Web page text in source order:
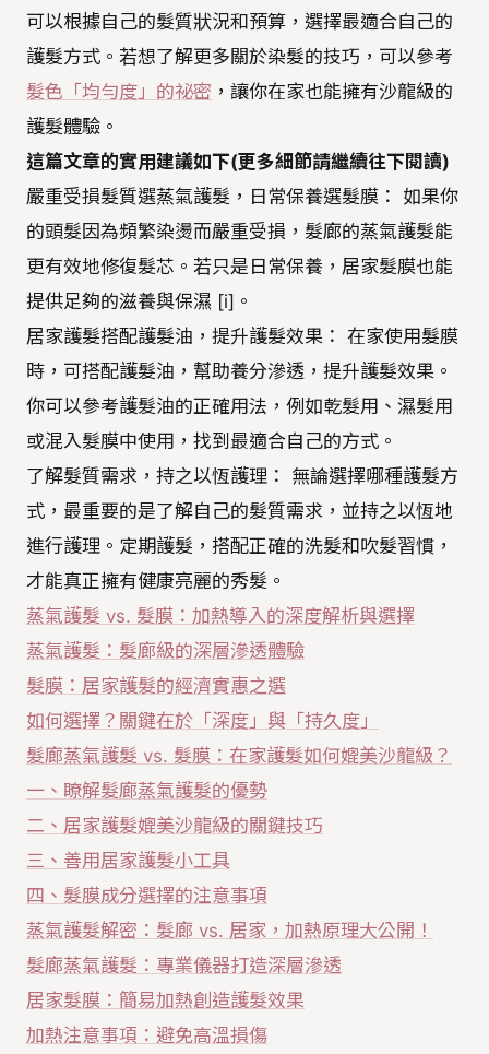
可以根據自己的髮質狀況和預算，選擇最適合自己的
護髮方式。若想了解更多關於染髮的技巧，可以參考
髮色「均勻度」的祕密 ，讓你在家也能擁有沙龍級的
護髮體驗。
這篇文章的實用建議如下(更多細節請繼續往下閱讀)
嚴重受損髮質選蒸氣護髮，日常保養選髮膜： 如果你
的頭髮因為頻繁染燙而嚴重受損，髮廊的蒸氣護髮能
更有效地修復髮芯。若只是日常保養，居家髮膜也能
提供足夠的滋養與保濕 [i]。
居家護髮搭配護髮油，提升護髮效果： 在家使用髮膜
時，可搭配護髮油，幫助養分滲透，提升護髮效果。
你可以參考護髮油的正確用法，例如乾髮用、濕髮用
或混入髮膜中使用，找到最適合自己的方式。
了解髮質需求，持之以恆護理： 無論選擇哪種護髮方
式，最重要的是了解自己的髮質需求，並持之以恆地
進行護理。定期護髮，搭配正確的洗髮和吹髮習慣，
才能真正擁有健康亮麗的秀髮。
蒸氣護髮 vs. 髮膜：加熱導入的深度解析與選擇
蒸氣護髮：髮廊級的深層滲透體驗
髮膜：居家護髮的經濟實惠之選
如何選擇？關鍵在於「深度」與「持久度」
髮廊蒸氣護髮 vs. 髮膜：在家護髮如何媲美沙龍級？
一、瞭解髮廊蒸氣護髮的優勢
二、居家護髮媲美沙龍級的關鍵技巧
三、善用居家護髮小工具
四、髮膜成分選擇的注意事項
蒸氣護髮解密：髮廊 vs. 居家，加熱原理大公開！
髮廊蒸氣護髮：專業儀器打造深層滲透
居家髮膜：簡易加熱創造護髮效果
加熱注意事項：避免高溫損傷